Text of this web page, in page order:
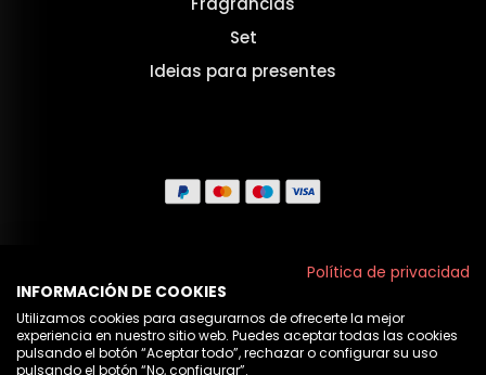
Set
Ideias para presentes
Política de cookies
Política de privacidad
INFORMACIÓN DE COOKIES
Utilizamos cookies para asegurarnos de ofrecerte la mejor
experiencia en nuestro sitio web. Puedes aceptar todas las cookies
pulsando el botón “Aceptar todo”, rechazar o configurar su uso
pulsando el botón “No, configurar”.